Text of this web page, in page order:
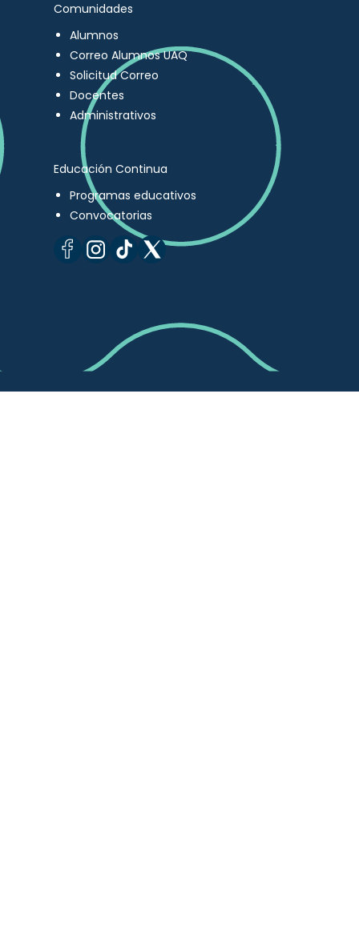
Comunidades
Alumnos
Correo Alumnos UAQ
Solicitud Correo
Docentes
Administrativos
Educación Continua
Programas educativos
Convocatorias